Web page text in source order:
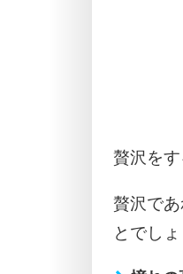
贅沢を
贅沢で
とでしょ